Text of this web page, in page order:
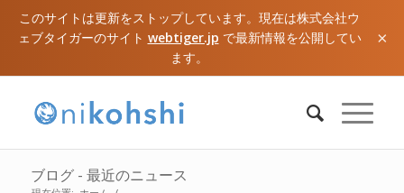
このサイトは更新をストップしています。現在は株式会社ウ
ェブタイガーのサイト webtiger.jp で最新情報を公開してい
ます。
×
ブログ - 最近のニュース